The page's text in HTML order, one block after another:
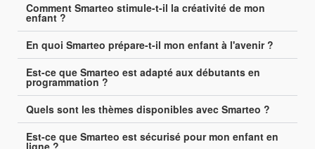
Comment Smarteo stimule-t-il la créativité de mon
enfant ?
En quoi Smarteo prépare-t-il mon enfant à l'avenir ?
Est-ce que Smarteo est adapté aux débutants en
programmation ?
Quels sont les thèmes disponibles avec Smarteo ?
Est-ce que Smarteo est sécurisé pour mon enfant en